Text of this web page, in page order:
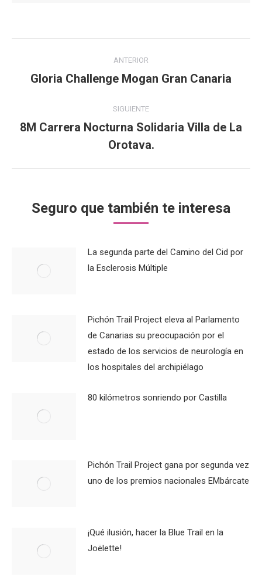
entre
publicaciones
ANTERIOR
Publicación
Gloria Challenge Mogan Gran Canaria
SIGUIENTE
Publicación
siguiente:
8M Carrera Nocturna Solidaria Villa de La
Orotava.
Seguro que también te interesa
La segunda parte del Camino del Cid por
la Esclerosis Múltiple
Pichón Trail Project eleva al Parlamento
de Canarias su preocupación por el
estado de los servicios de neurología en
los hospitales del archipiélago
80 kilómetros sonriendo por Castilla
Pichón Trail Project gana por segunda vez
uno de los premios nacionales EMbárcate
¡Qué ilusión, hacer la Blue Trail en la
Joëlette!